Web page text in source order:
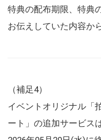
特典の配布期限、特典
お伝えしていた内容か
（補足4）
イベントオリジナル「
ート」の追加サービス